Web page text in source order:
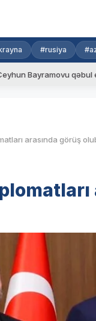
#rusiya
qəbul edib
arasında görüş